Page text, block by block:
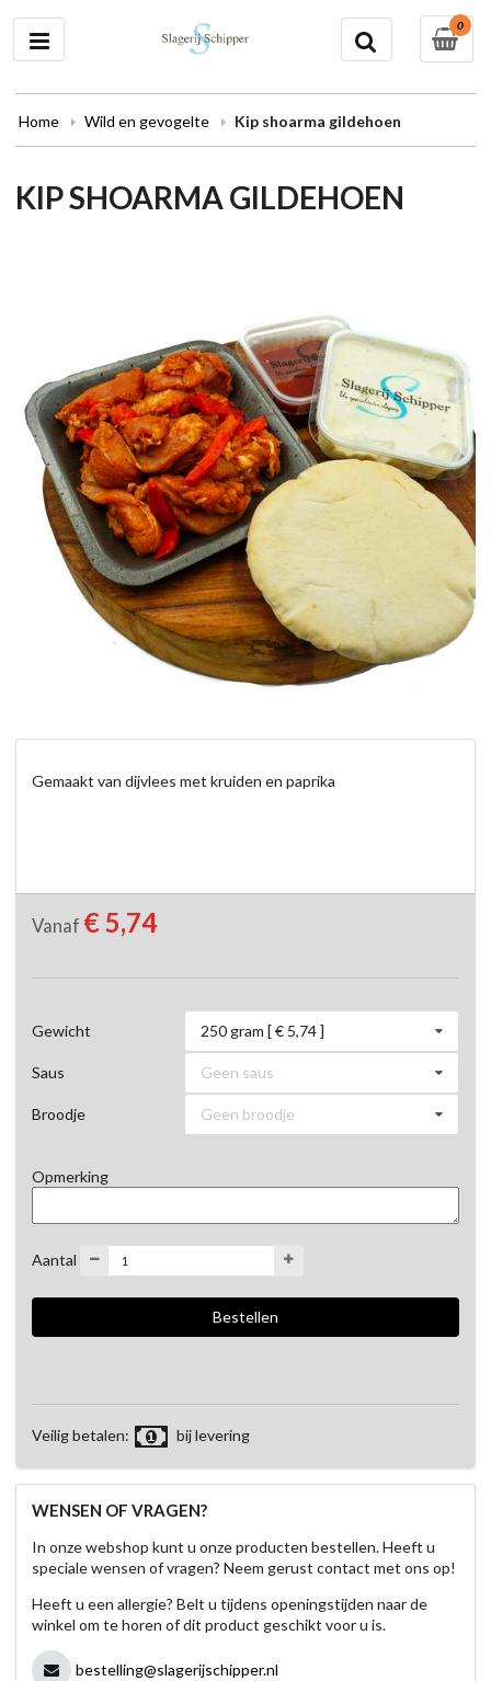
0
Home Wild en gevogelte Kip shoarma gildehoen
KIP SHOARMA GILDEHOEN
Gemaakt van dijvlees met kruiden en paprika
Vanaf € 5,74
Gewicht 250 gram [ € 5,74 ]
Saus Geen saus
Broodje Geen broodje
Opmerking
Aantal
Veilig betalen: bij levering
WENSEN OF VRAGEN?
In onze webshop kunt u onze producten bestellen. Heeft u
speciale wensen of vragen? Neem gerust contact met ons op!
Heeft u een allergie? Belt u tijdens openingstijden naar de
winkel om te horen of dit product geschikt voor u is.
bestelling@slagerijschipper.nl